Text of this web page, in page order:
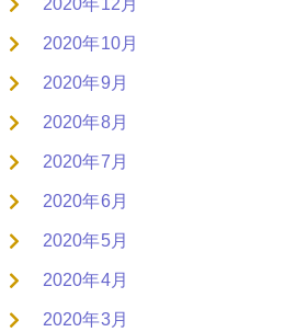
2020年12月
2020年10月
2020年9月
2020年8月
2020年7月
2020年6月
2020年5月
2020年4月
2020年3月